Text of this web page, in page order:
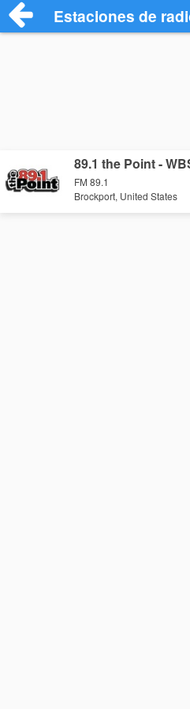
Estaciones de
89.1 the Point -
FM 89.1
Brockport, United States